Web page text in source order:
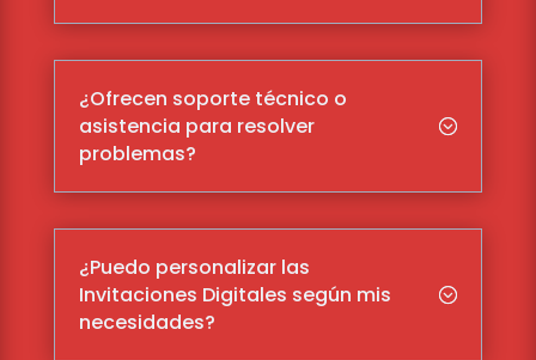
;
¿Ofrecen soporte técnico o
asistencia para resolver
problemas?
;
¿Puedo personalizar las
Invitaciones Digitales según mis
necesidades?